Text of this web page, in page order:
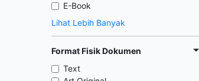
E-Book
Lihat Lebih Banyak
Format Fisik Dokumen
Text